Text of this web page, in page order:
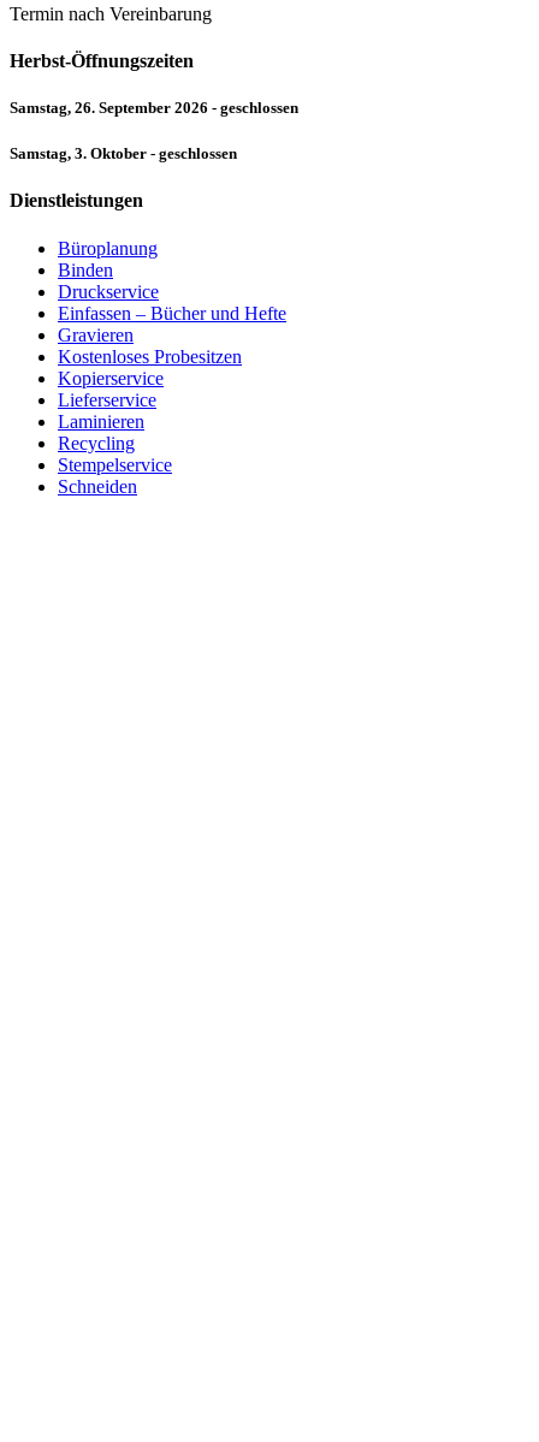
Termin nach Vereinbarung
Herbst-Öffnungszeiten
Samstag, 26. September 2026 - geschlossen
Samstag, 3. Oktober - geschlossen
Dienstleistungen
Büroplanung
Binden
Druckservice
Einfassen – Bücher und Hefte
Gravieren
Kostenloses Probesitzen
Kopierservice
Lieferservice
Laminieren
Recycling
Stempelservice
Schneiden